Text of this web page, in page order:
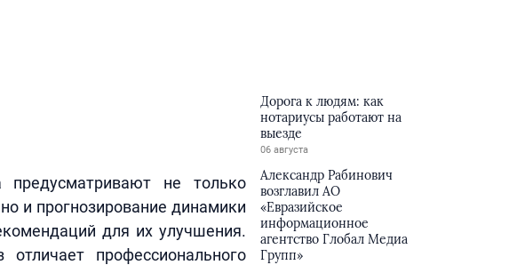
предусматривают не только
и прогнозирование динамики
для их улучшения.
профессионального
Дорога к людям: как
нотариусы работают на
выезде
06 августа
Александр Рабинович
возглавил АО
«Евразийское
информационное
агентство Глобал Медиа
Групп»